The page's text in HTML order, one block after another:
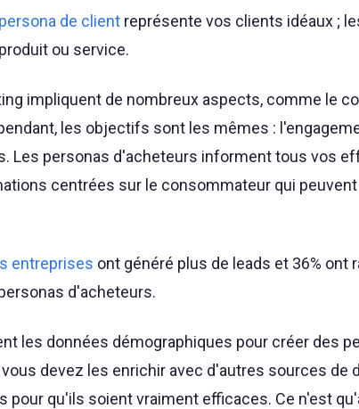
persona de clientreprésente vos clients idéaux ;
ou service.
impliquent de nombreux aspects, comme le
les objectifs sont les mêmes :
Les personas d'acheteurs informent tous vos
centrées sur le consommateur qui peuvent
entreprises ont généré plus de leads et 36% ont
d'acheteurs.
les données démographiques pour créer des
devez les enrichir avec d'autres sources de
pour qu'ils soient vraiment efficaces. Ce n'est